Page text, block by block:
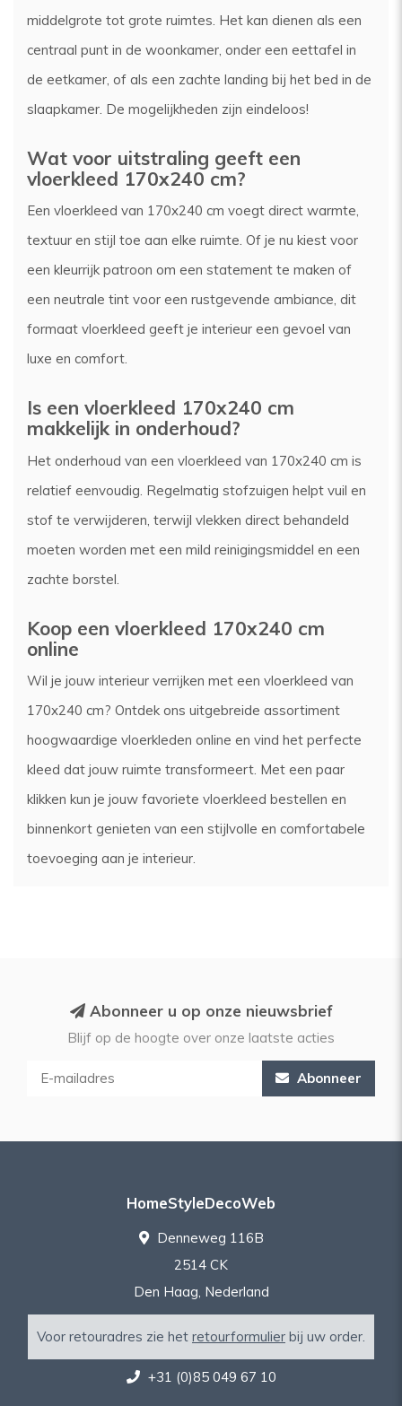
middelgrote tot grote ruimtes. Het kan dienen als een
centraal punt in de woonkamer, onder een eettafel in
de eetkamer, of als een zachte landing bij het bed in de
slaapkamer. De mogelijkheden zijn eindeloos!
Wat voor uitstraling geeft een
vloerkleed 170x240 cm?
Een vloerkleed van 170x240 cm voegt direct warmte,
textuur en stijl toe aan elke ruimte. Of je nu kiest voor
een kleurrijk patroon om een statement te maken of
een neutrale tint voor een rustgevende ambiance, dit
formaat vloerkleed geeft je interieur een gevoel van
luxe en comfort.
Is een vloerkleed 170x240 cm
makkelijk in onderhoud?
Het onderhoud van een vloerkleed van 170x240 cm is
relatief eenvoudig. Regelmatig stofzuigen helpt vuil en
stof te verwijderen, terwijl vlekken direct behandeld
moeten worden met een mild reinigingsmiddel en een
zachte borstel.
Koop een vloerkleed 170x240 cm
online
Wil je jouw interieur verrijken met een vloerkleed van
170x240 cm? Ontdek ons uitgebreide assortiment
hoogwaardige vloerkleden online en vind het perfecte
kleed dat jouw ruimte transformeert. Met een paar
klikken kun je jouw favoriete vloerkleed bestellen en
binnenkort genieten van een stijlvolle en comfortabele
toevoeging aan je interieur.
Abonneer u op onze nieuwsbrief
Blijf op de hoogte over onze laatste acties
Abonneer
HomeStyleDecoWeb
Denneweg 116B
2514 CK
Den Haag, Nederland
Voor retouradres zie het retourformulier bij uw order.
+31 (0)85 049 67 10